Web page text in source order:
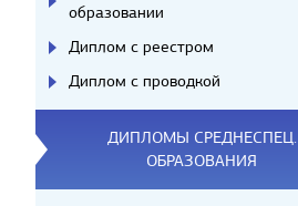
образовании
Диплом с реестром
Диплом с проводкой
ДИПЛОМЫ СРЕДНЕСПЕЦ.
ОБРАЗОВАНИЯ